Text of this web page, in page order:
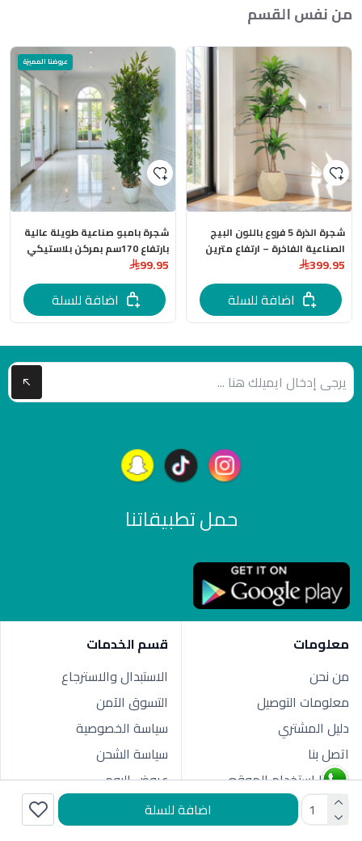
اضافة للسلة
من نفس القسم
شجرة الذرة 5 فروع باللون البيج
الصناعية الفاخرة – ارتفاع مترين
مركن فايبر
399.95
اضافة للسلة
عروضنا المميزة
شجرة بامبو صناعية طويلة عالية
بارتفاع 170سم بمركن بلاستيكي
بعدة اللوان
99.95
اضافة للسلة
حمل تطبيقاتنا
معلومات
من نحن
معلومات التوصيل
دليل المشتري
اتصل بنا
شروط استخدام الموقع
قسم الخدمات
الاستبدال والاسترجاع
التسوق الآمن
سياسة الخصوصية
سياسة الشحن
عروض اليوم